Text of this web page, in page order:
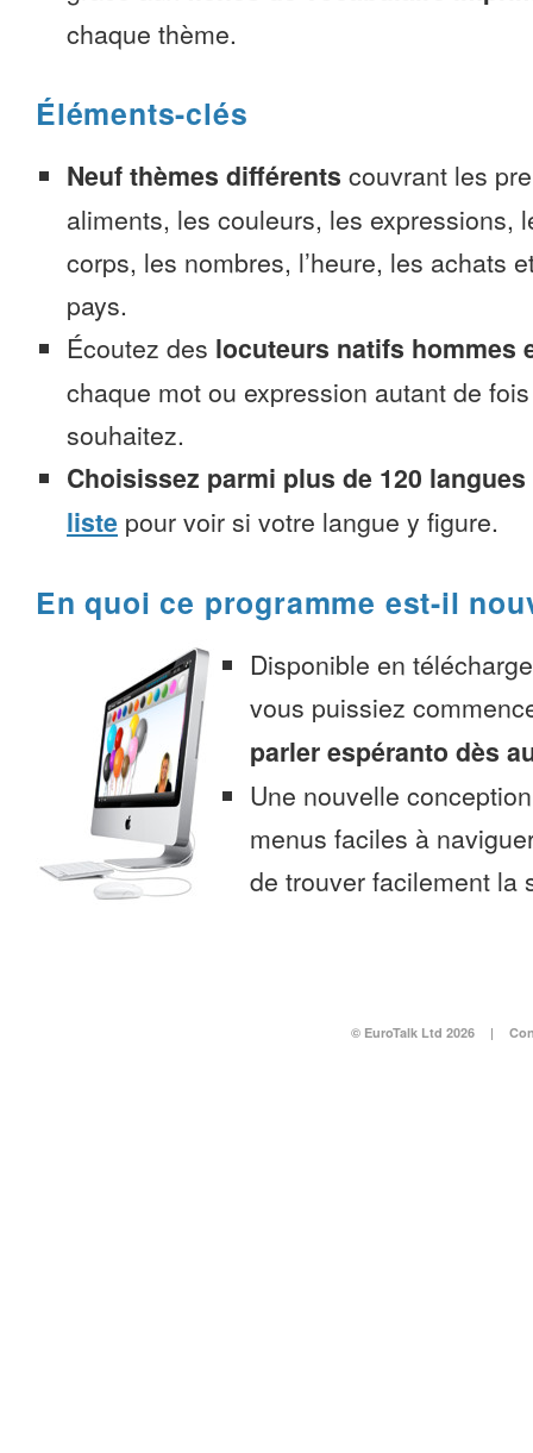
chaque thème.
Éléments-clés
Neuf thèmes différents couvrant les
aliments, les couleurs, les expressions,
corps, les nombres, l’heure, les achats
pays.
Écoutez des locuteurs natifs hommes
chaque mot ou expression autant de
souhaitez.
Choisissez parmi plus de 120 langues
liste pour voir si votre langue y figure.
En quoi ce programme est-il
Disponible en
vous puissiez
parler espéranto dès
Une nouvelle
menus faciles à
de trouver facilement la
© EuroTalk Ltd 2026 |